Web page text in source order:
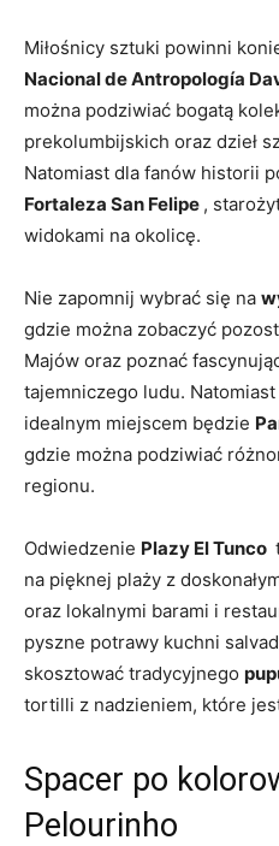
Miłośnicy sztuki powinni
Nacional de Antropología
można podziwiać bogatą
prekolumbijskich oraz dzieł
Natomiast​ dla ⁣fanów historii
Fortaleza ‌San Felipe ,
widokami na okolicę.
Nie zapomnij wybrać się‌ na
gdzie można zobaczyć
Majów oraz​ poznać
tajemniczego ludu.
idealnym miejscem będzie⁢
gdzie można​ podziwiać
regionu.
Odwiedzenie Plazy El Tunco
na pięknej plaży z
oraz lokalnymi barami i
pyszne⁣ potrawy kuchni
skosztować tradycyjnego
tortilli z nadzieniem, które
Spacer po
Pelourinho